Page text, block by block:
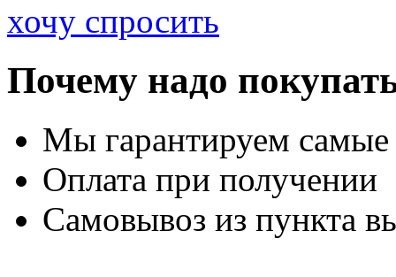
хочу спросить
Почему надо
Мы гарантируем
Оплата при получении
Самовывоз из пункта